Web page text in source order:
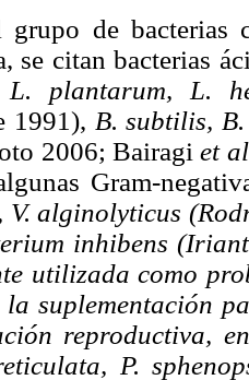
grupo de bacterias
se citan bacterias
L. plantarum, L.
1991), B. subtilis,
2006; Bairagiet
Gram-
alginolyticus
inhibens
utilizada como
la suplementación
reproductiva,
P.